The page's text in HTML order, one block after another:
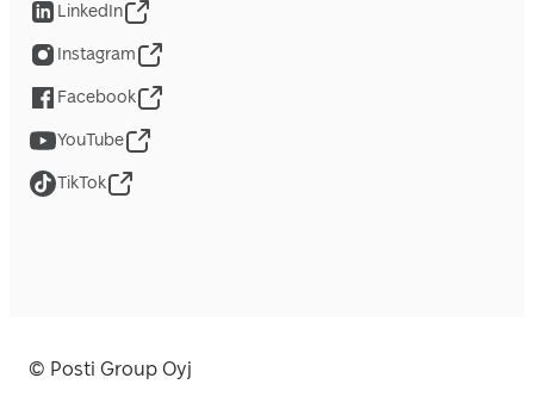
LinkedIn
Instagram
Facebook
YouTube
TikTok
© Posti Group Oyj